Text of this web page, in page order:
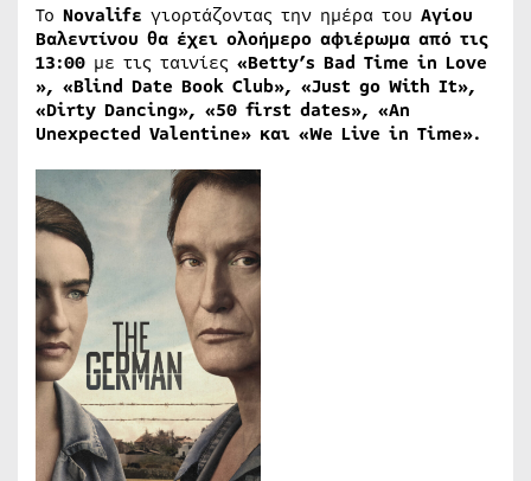
Το Novalifε γιορτάζοντας την ημέρα του Αγίου
Βαλεντίνου θα έχει ολοήμερο αφιέρωμα από τις
13:00 με τις ταινίες «Betty’s Bad Time in Love​
», «Blind Date Book Club​», «Just go With It​»,
«Dirty Dancing​», «50 first dates​», «An
Unexpected Valentine​» και «We Live in Time».